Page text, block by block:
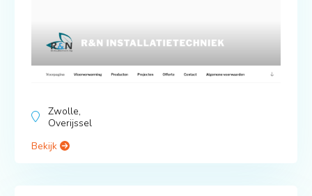
Zwolle,
Overijssel
Bekijk